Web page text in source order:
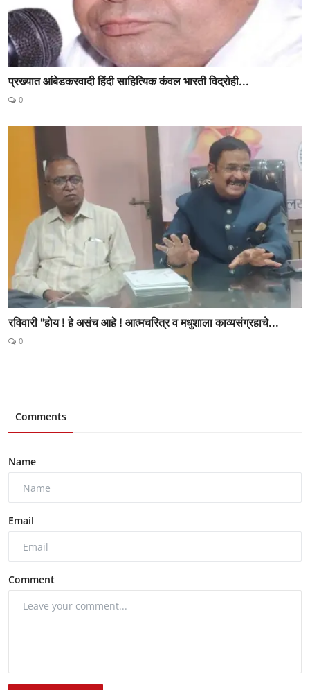
प्रख्यात आंबेडकरवादी हिंदी साहित्यिक कंवल भारती विद्रोही...
0
रविवारी "होय ! हे असंच आहे ! आत्मचरित्र व मधुशाला काव्यसंग्रहाचे...
0
Comments
Name
Email
Comment